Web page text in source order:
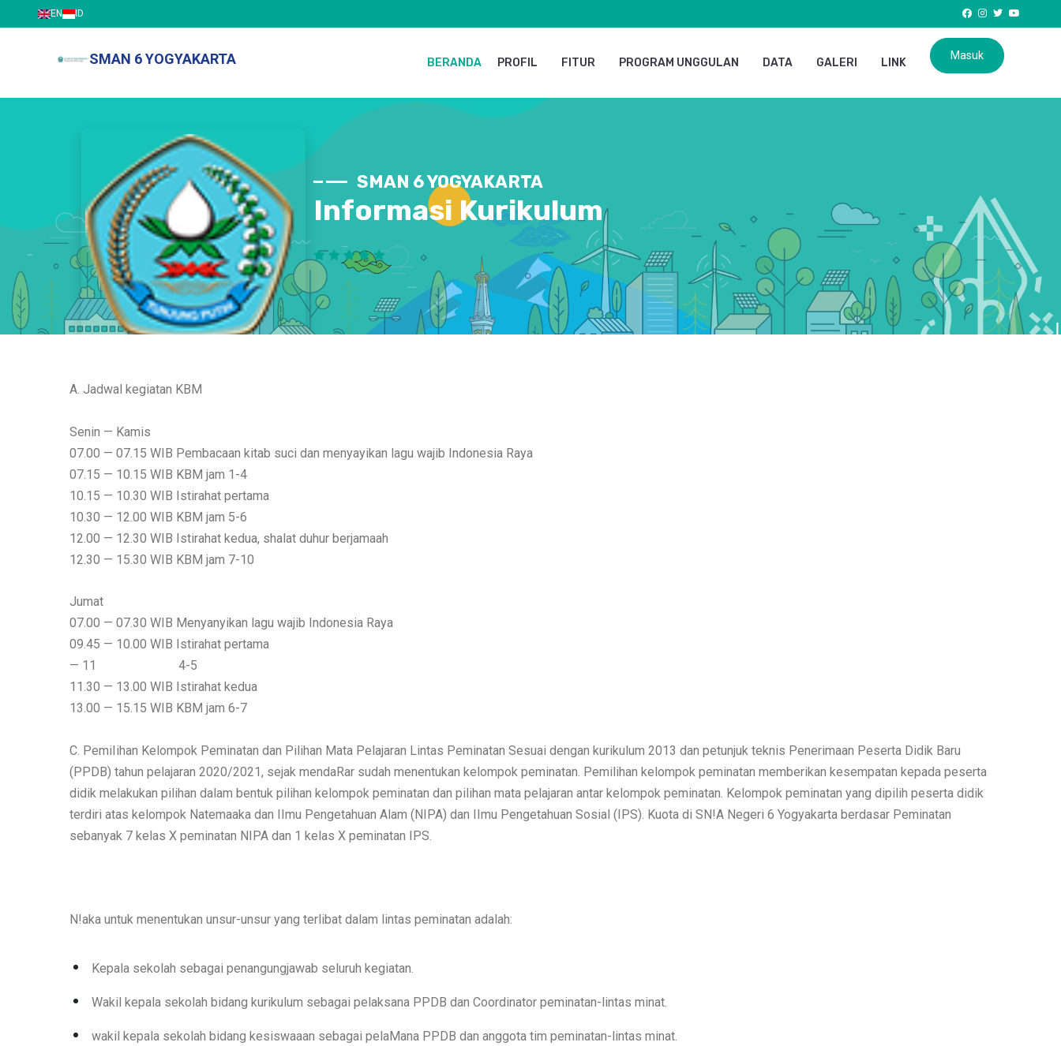
EN ID
SMAN 6 YOGYAKARTA Masuk
BERANDA PROFIL FITUR PROGRAM UNGGULAN DATA GALERI LINK
SMAN 6 YOGYAKARTA
Informasi Kurikulum
A. Jadwal kegiatan KBM
Senin — Kamis
07.00 — 07.15 WIB Pembacaan kitab suci dan menyayikan lagu wajib Indonesia Raya
07.15 — 10.15 WIB KBM jam 1-4
10.15 — 10.30 WIB Istirahat pertama
10.30 — 12.00 WIB KBM jam 5-6
12.00 — 12.30 WIB Istirahat kedua, shalat duhur berjamaah
12.30 — 15.30 WIB KBM jam 7-10
Jumat
07.00 — 07.30 WIB Menyanyikan lagu wajib Indonesia Raya
09.45 — 10.00 WIB Istirahat pertama
— 11 4-5
11.30 — 13.00 WIB Istirahat kedua
13.00 — 15.15 WIB KBM jam 6-7
C. PemiIihan Kelompok Peminatan dan Pilihan Mata Pelajaran Lintas Peminatan Sesuai dengan kurikulum 2013 dan petunjuk teknis Penerimaan Peserta Didik Baru
(PPDB) tahun pelajaran 2020/2021, sejak mendaRar sudah menentukan kelompok peminatan. Pemilihan kelompok peminatan memberikan kesempatan kepada peserta
didik melakukan pilihan dalam bentuk pilihan kelompok peminatan dan pilihan mata pelajaran antar kelompok peminatan. Kelompok peminatan yang dipilih peserta didik
terdiri atas kelompok Natemaaka dan IImu Pengetahuan Alam (NIPA) dan IImu Pengetahuan Sosial (IPS). Kuota di SN!A Negeri 6 Yogyakarta berdasar Peminatan
sebanyak 7 kelas X peminatan NIPA dan 1 kelas X peminatan IPS.
N!aka untuk menentukan unsur-unsur yang terlibat dalam lintas peminatan adalah:
Kepala sekolah sebagai penangungjawab seluruh kegiatan.
Wakil kepala sekolah bidang kurikulum sebagai pelaksana PPDB dan Coordinator peminatan-lintas minat.
wakil kepala sekolah bidang kesiswaaan sebagai pelaMana PPDB dan anggota tim peminatan-lintas minat.